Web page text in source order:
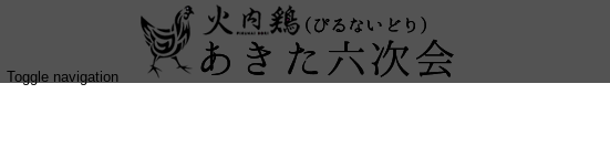
Toggle navigation